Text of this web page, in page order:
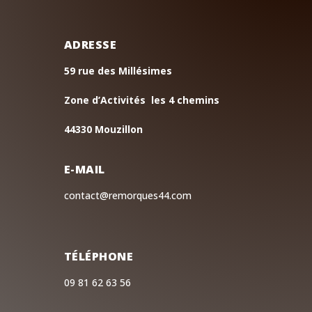
ADRESSE
59 rue des Millésimes
Zone d’Activités les 4 chemins
44330 Mouzillon
E-MAIL
contact@remorques44.com
TÉLÉPHONE
09 81 62 63 56